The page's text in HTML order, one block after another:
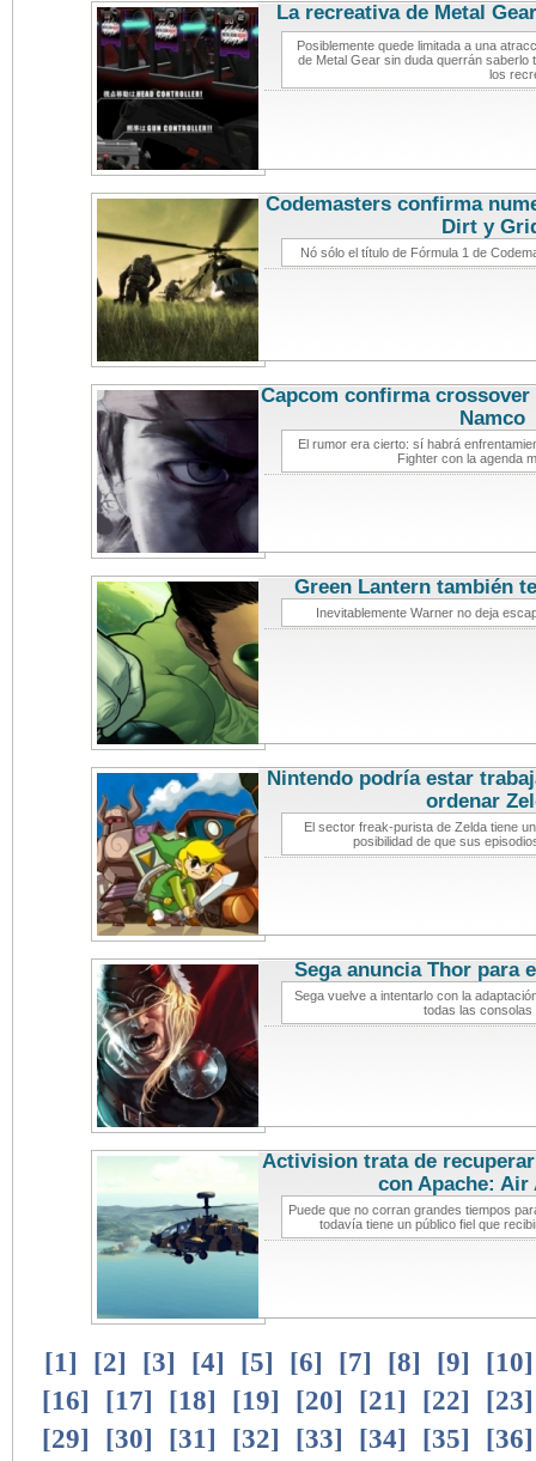
La recreativa de Metal
Posiblemente quede limitada a una
de Metal Gear sin duda querrán saberlo
los
Codemasters confirma
Dirt y
Nó sólo el título de Fórmula 1 de
Capcom confirma
Namco
El rumor era cierto: sí habrá
Fighter con la agenda
Green Lantern también
Inevitablemente Warner no deja
Nintendo podría estar
ordenar
El sector freak-purista de Zelda tiene
posibilidad de que sus
Sega anuncia Thor para
Sega vuelve a intentarlo con la
todas las consolas
Activision trata de
con Apache: Air
Puede que no corran grandes tiempos
todavía tiene un público fiel que
[1] [2] [3] [4] [5] [6] [7] [8] [9] [10
[16] [17] [18] [19] [20] [21] [22] [23
[29] [30] [31] [32] [33] [34] [35] [36